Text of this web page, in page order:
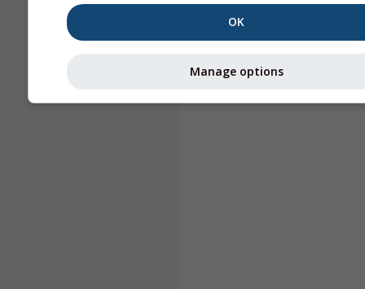
OK
Manage options